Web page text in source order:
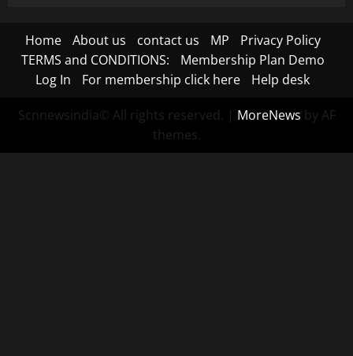
Home About us contact us MP
Privacy Policy
TERMS and CONDITIONS:
Membership Plan Demo
Log In
For membership click here Help desk
Scnnewsindia© All rights reserved. | MoreNews by AF
themes.